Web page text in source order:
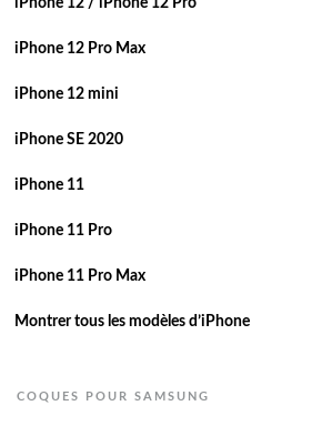
iPhone 12 / iPhone 12 Pro
iPhone 12 Pro Max
iPhone 12 mini
iPhone SE 2020
iPhone 11
iPhone 11 Pro
iPhone 11 Pro Max
Montrer tous les modèles d’iPhone
COQUES POUR SAMSUNG